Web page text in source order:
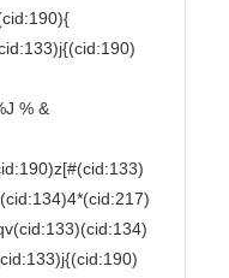
% &